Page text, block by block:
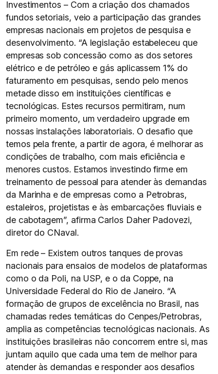
Investimentos – Com a criação dos chamados
fundos setoriais, veio a participação das grandes
empresas nacionais em projetos de pesquisa e
desenvolvimento. “A legislação estabeleceu que
empresas sob concessão como as dos setores
elétrico e de petróleo e gás aplicassem 1% do
faturamento em pesquisas, sendo pelo menos
metade disso em instituições científicas e
tecnológicas. Estes recursos permitiram, num
primeiro momento, um verdadeiro upgrade em
nossas instalações laboratoriais. O desafio que
temos pela frente, a partir de agora, é melhorar as
condições de trabalho, com mais eficiência e
menores custos. Estamos investindo firme em
treinamento de pessoal para atender às demandas
da Marinha e de empresas como a Petrobras,
estaleiros, projetistas e às embarcações fluviais e
de cabotagem”, afirma Carlos Daher Padovezi,
diretor do CNaval.
Em rede – Existem outros tanques de provas
nacionais para ensaios de modelos de plataformas
como o da Poli, na USP, e o da Coppe, na
Universidade Federal do Rio de Janeiro. “A
formação de grupos de excelência no Brasil, nas
chamadas redes temáticas do Cenpes/Petrobras,
amplia as competências tecnológicas nacionais. As
instituições brasileiras não concorrem entre si, mas
juntam aquilo que cada uma tem de melhor para
atender às demandas e responder aos desafios